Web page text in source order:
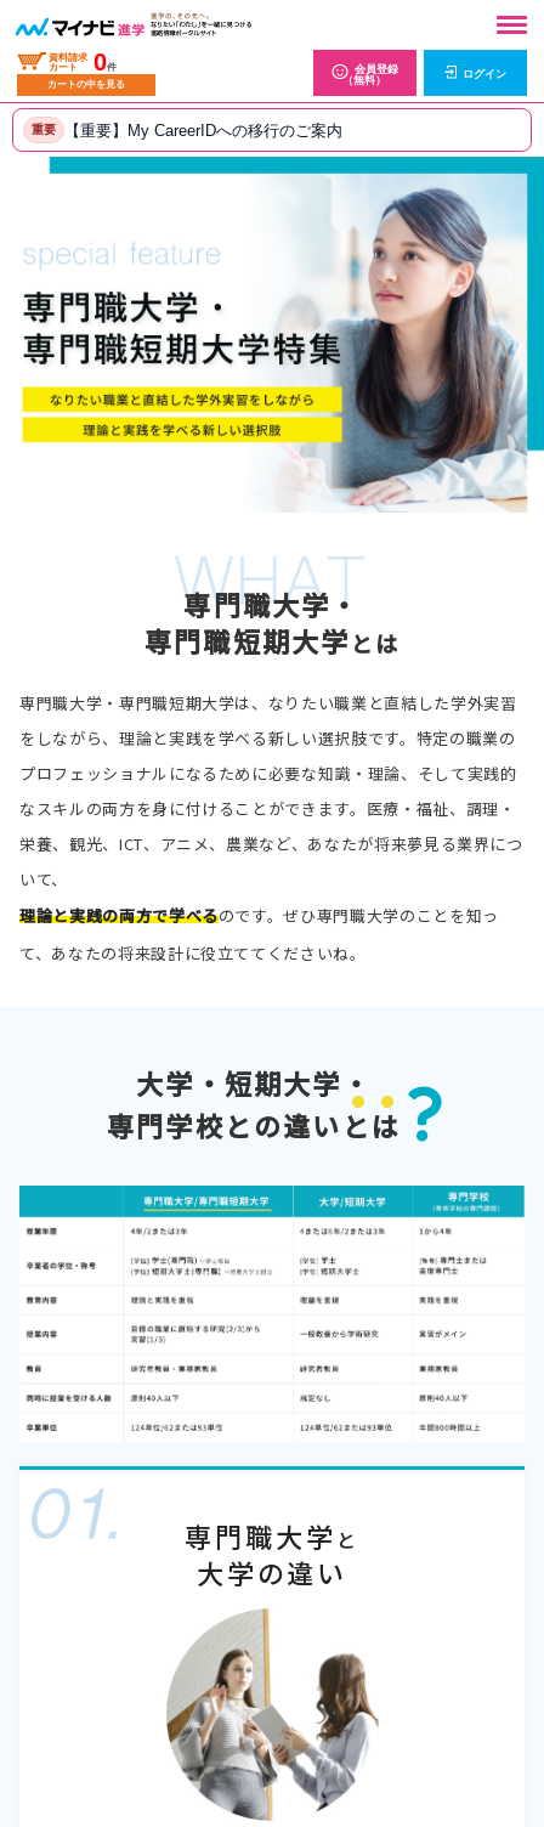
資料請求
カート
0件
カートの中を見る
会員登録
（無料）
ログイン
重要 【重要】My CareerIDへの移行のご案内
専門職大学・
専門職短期大学 と は
専門職大学・専門職短期大学は、なりたい職業と直結した学外実習
をしながら、理論と実践を学べる新しい選択肢です。特定の職業の
プロフェッショナルになるために必要な知識・理論、そして実践的
なスキルの両方を身に付けることができます。医療・福祉、調理・
栄養、観光、ICT、アニメ、農業など、あなたが将来夢見る業界につ
いて、
理論と実践の両方で学べるのです。ぜひ専門職大学のことを知っ
て、あなたの将来設計に役立ててくださいね。
大学・短期大学・
専門学校との違い とは
専門職大学 と
大学の違い